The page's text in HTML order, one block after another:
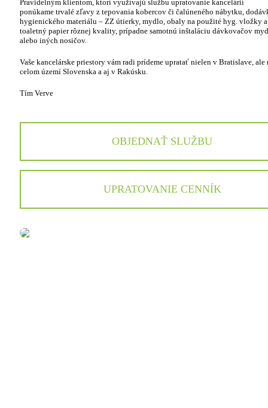
Pravidelným klientom, ktorí využívajú službu upratovanie kancelárií
ponúkame trvalé zľavy z tepovania kobercov či čalúneného nábytku,
hygienického materiálu – ZZ útierky, mydlo, obaly na použité hyg. vložky a
toaletný papier rôznej kvality, prípadne samotnú inštaláciu dávkovačov
alebo iných nosičov.
Vaše kancelárske priestory vám radi prídeme upratať nielen v Bratislave, ale
celom území Slovenska a aj v Rakúsku.
Tím Verve
OBJEDNAŤ SLUŽBU
UPRATOVANIE CENNÍK